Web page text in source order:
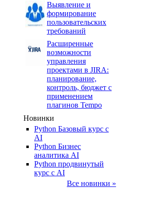
Выявление и
формирование
пользовательских
требований
Расширенные
возможности
управления
проектами в JIRA:
планирование,
контроль, бюджет с
применением
плагинов Tempo
Новинки
Python Базовый курс c
AI
Python Бизнес
аналитика AI
Python продвинутый
курс с AI
Все новинки »